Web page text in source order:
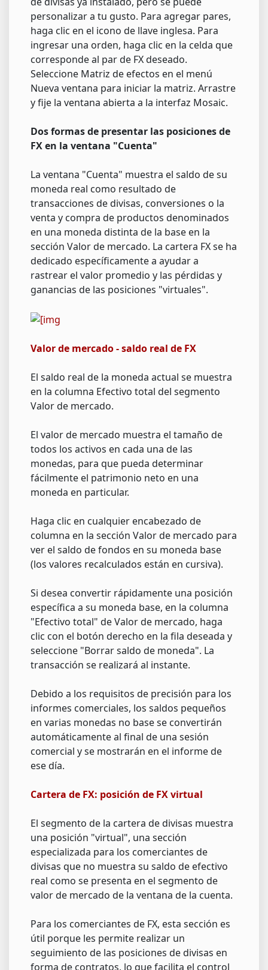
personalizar a tu gusto. Para agregar pares,
haga clic en el icono de llave inglesa. Para
ingresar una orden, haga clic en la celda que
corresponde al par de FX deseado.
Seleccione Matriz de efectos en el menú
Nueva ventana para iniciar la matriz. Arrastre
y fije la ventana abierta a la interfaz Mosaic.
Dos formas de presentar las posiciones de
FX en la ventana "Cuenta"
La ventana "Cuenta" muestra el saldo de su
moneda real como resultado de
transacciones de divisas, conversiones o la
venta y compra de productos denominados
en una moneda distinta de la base en la
sección Valor de mercado. La cartera FX se ha
dedicado específicamente a ayudar a
rastrear el valor promedio y las pérdidas y
ganancias de las posiciones "virtuales".
Valor de mercado - saldo real de FX
El saldo real de la moneda actual se muestra
en la columna Efectivo total del segmento
Valor de mercado.
El valor de mercado muestra el tamaño de
todos los activos en cada una de las
monedas, para que pueda determinar
fácilmente el patrimonio neto en una
moneda en particular.
Haga clic en cualquier encabezado de
columna en la sección Valor de mercado para
ver el saldo de fondos en su moneda base
(los valores recalculados están en cursiva).
Si desea convertir rápidamente una posición
específica a su moneda base, en la columna
"Efectivo total" de Valor de mercado, haga
clic con el botón derecho en la fila deseada y
seleccione "Borrar saldo de moneda". La
transacción se realizará al instante.
Debido a los requisitos de precisión para los
informes comerciales, los saldos pequeños
en varias monedas no base se convertirán
automáticamente al final de una sesión
comercial y se mostrarán en el informe de
ese día.
Cartera de FX: posición de FX virtual
El segmento de la cartera de divisas muestra
una posición "virtual", una sección
especializada para los comerciantes de
divisas que no muestra su saldo de efectivo
real como se presenta en el segmento de
valor de mercado de la ventana de la cuenta.
Para los comerciantes de FX, esta sección es
útil porque les permite realizar un
seguimiento de las posiciones de divisas en
forma de contratos, lo que facilita el control